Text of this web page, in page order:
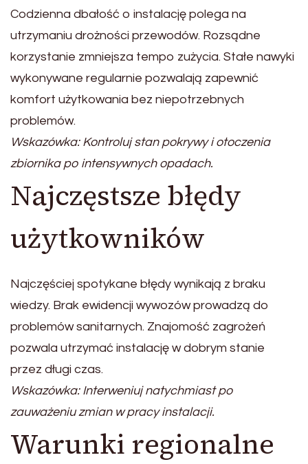
Codzienna dbałość o instalację polega na
utrzymaniu drożności przewodów. Rozsądne
korzystanie zmniejsza tempo zużycia. Stałe nawyki
wykonywane regularnie pozwalają zapewnić
komfort użytkowania bez niepotrzebnych
problemów.
Wskazówka: Kontroluj stan pokrywy i otoczenia
zbiornika po intensywnych opadach.
Najczęstsze błędy
użytkowników
Najczęściej spotykane błędy wynikają z braku
wiedzy. Brak ewidencji wywozów prowadzą do
problemów sanitarnych. Znajomość zagrożeń
pozwala utrzymać instalację w dobrym stanie
przez długi czas.
Wskazówka: Interweniuj natychmiast po
zauważeniu zmian w pracy instalacji.
Warunki regionalne